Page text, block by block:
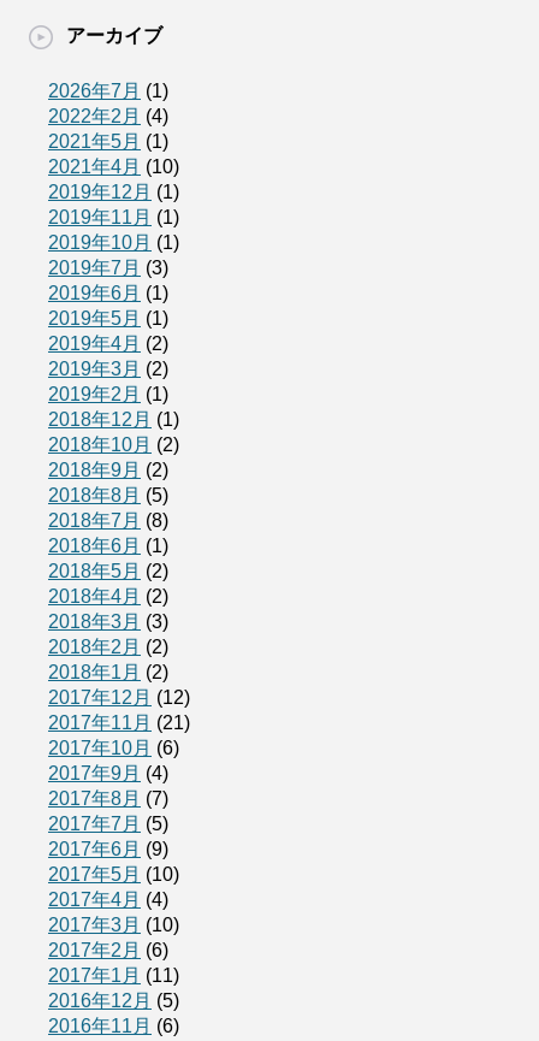
アーカイブ
2026年7月 (1)
2022年2月 (4)
2021年5月 (1)
2021年4月 (10)
2019年12月 (1)
2019年11月 (1)
2019年10月 (1)
2019年7月 (3)
2019年6月 (1)
2019年5月 (1)
2019年4月 (2)
2019年3月 (2)
2019年2月 (1)
2018年12月 (1)
2018年10月 (2)
2018年9月 (2)
2018年8月 (5)
2018年7月 (8)
2018年6月 (1)
2018年5月 (2)
2018年4月 (2)
2018年3月 (3)
2018年2月 (2)
2018年1月 (2)
2017年12月 (12)
2017年11月 (21)
2017年10月 (6)
2017年9月 (4)
2017年8月 (7)
2017年7月 (5)
2017年6月 (9)
2017年5月 (10)
2017年4月 (4)
2017年3月 (10)
2017年2月 (6)
2017年1月 (11)
2016年12月 (5)
2016年11月 (6)